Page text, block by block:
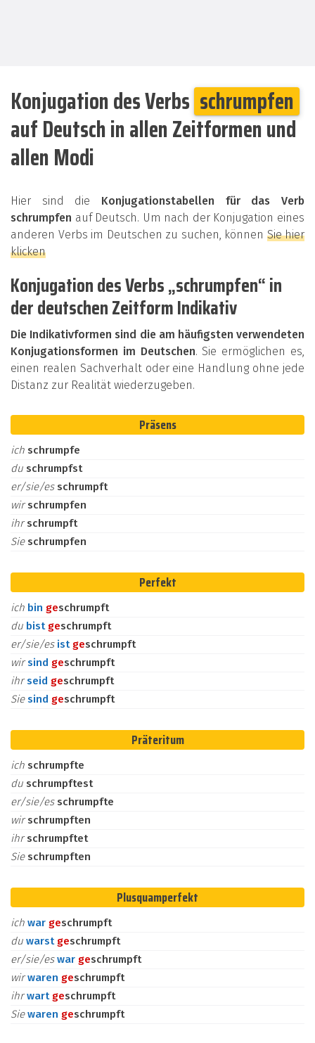
Konjugation des Verbs schrumpfen
auf Deutsch in allen Zeitformen und
allen Modi
Hier sind die Konjugationstabellen für das Verb
schrumpfen auf Deutsch. Um nach der Konjugation eines
anderen Verbs im Deutschen zu suchen, können Sie hier
klicken
Konjugation des Verbs „schrumpfen“ in
der deutschen Zeitform Indikativ
Die Indikativformen sind die am häufigsten verwendeten
Konjugationsformen im Deutschen. Sie ermöglichen es,
einen realen Sachverhalt oder eine Handlung ohne jede
Distanz zur Realität wiederzugeben.
Präsens
ich schrumpfe
du schrumpfst
er/sie/es schrumpft
wirschrumpfen
ihrschrumpft
Sie schrumpfen
Perfekt
ich bin geschrumpft
du bist geschrumpft
er/sie/es ist geschrumpft
wirsind geschrumpft
ihrseid geschrumpft
Siesind geschrumpft
Präteritum
ich schrumpfte
du schrumpftest
er/sie/es schrumpfte
wirschrumpften
ihrschrumpftet
Sie schrumpften
Plusquamperfekt
ich war geschrumpft
du warst geschrumpft
er/sie/eswar geschrumpft
wirwaren geschrumpft
ihrwart geschrumpft
Siewaren geschrumpft